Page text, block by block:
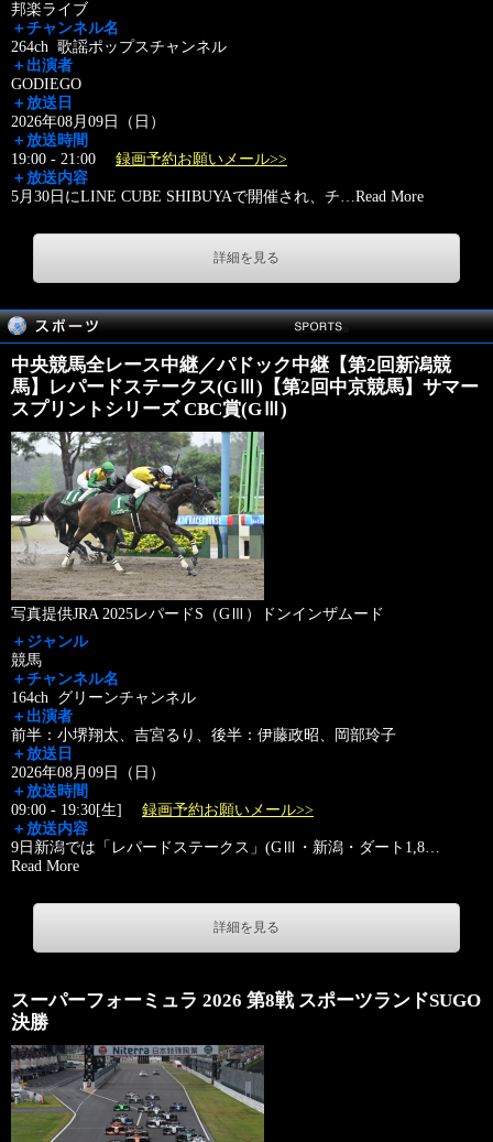
邦楽ライブ
＋チャンネル名
264ch 歌謡ポップスチャンネル
＋出演者
GODIEGO
＋放送日
2026年08月09日（日）
＋放送時間
19:00 - 21:00 録画予約お願いメール>>
＋放送内容
5月30日にLINE CUBE SHIBUYAで開催され、チ…Read More
詳細を見る
中央競馬全レース中継／パドック中継【第2回新潟競
馬】レパードステークス(GⅢ)【第2回中京競馬】サマー
スプリントシリーズ CBC賞(GⅢ)
写真提供JRA 2025レパードS（GⅢ）ドンインザムード
＋ジャンル
競馬
＋チャンネル名
164ch グリーンチャンネル
＋出演者
前半：小堺翔太、吉宮るり、後半：伊藤政昭、岡部玲子
＋放送日
2026年08月09日（日）
＋放送時間
09:00 - 19:30[生] 録画予約お願いメール>>
＋放送内容
9日新潟では「レパードステークス」(GⅢ・新潟・ダート1,8…
Read More
詳細を見る
スーパーフォーミュラ 2026 第8戦 スポーツランドSUGO
決勝